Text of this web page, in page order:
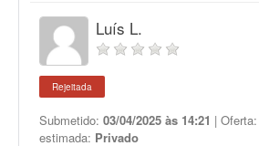
Luís L.
Rejeitada
Submetido: 03/04/2025 às 14:21 | Oferta:
estimada: Privado